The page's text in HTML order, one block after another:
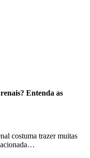
Entenda as
costuma trazer muitas